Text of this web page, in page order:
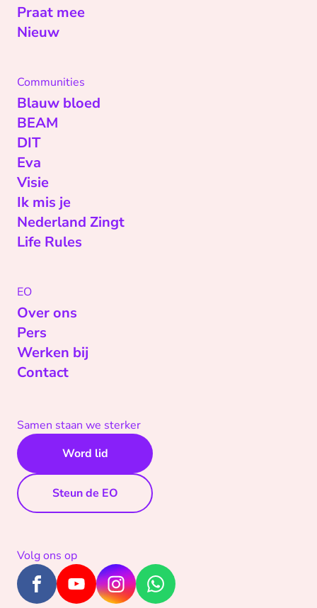
Praat mee
Nieuw
Communities
Blauw bloed
BEAM
DIT
Eva
Visie
Ik mis je
Nederland Zingt
Life Rules
EO
Over ons
Pers
Werken bij
Contact
Samen staan we sterker
Word lid
Steun de EO
Volg ons op